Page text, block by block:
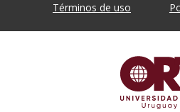
Términos de uso